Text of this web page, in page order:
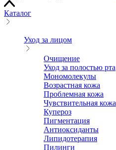
Каталог
Уход за лицом
Очищение
Уход за полостью рта
Мономолекулы
Возрастная кожа
Проблемная кожа
Чувствительная кожа
Купероз
Пигментация
Антиоксиданты
Липидотерапия
Пилинги